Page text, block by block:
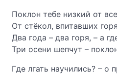
Поклон тебе низкий от
От стёкол, впитавших
Два года – два горя, – а
Три осени шепчут –
Где лгать научились? – о